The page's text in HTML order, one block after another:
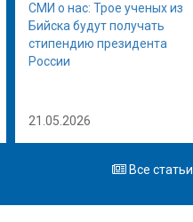
СМИ о нас: Трое ученых из
Бийска будут получать
стипендию президента
России
21.05.2026
Все статьи